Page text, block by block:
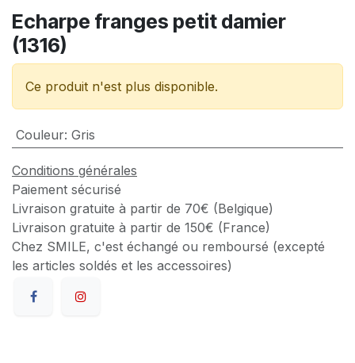
Echarpe franges petit damier
(1316)
Ce produit n'est plus disponible.
Couleur: Gris
Conditions générales
Paiement sécurisé
Livraison gratuite à partir de 70€ (Belgique)
Livraison gratuite à partir de 150€ (France)
Chez SMILE, c'est échangé ou remboursé (excepté
les articles soldés et les accessoires)